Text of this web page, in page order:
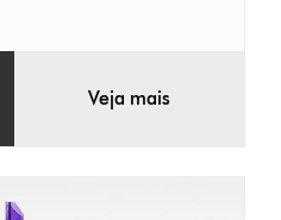
Veja mais